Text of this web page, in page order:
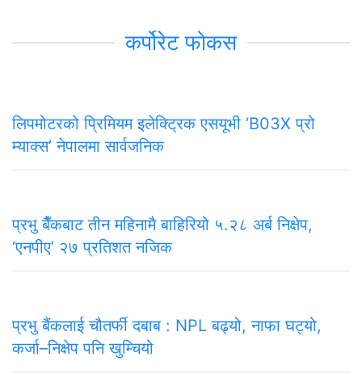
कर्पोरेट फोकस
लिपमोटरको प्रिमियम इलेक्ट्रिक एसयूभी ‘B03X प्रो
म्याक्स’ नेपालमा सार्वजनिक
प्रभु बैँकबाट तीन महिनामै बाहिरियो ५.२८ अर्ब निक्षेप,
‘एनपीए’ २७ प्रतिशत नजिक
प्रभु बैंकलाई चौतर्फी दबाब : NPL बढ्यो, नाफा घट्यो,
कर्जा–निक्षेप पनि खुम्चियो